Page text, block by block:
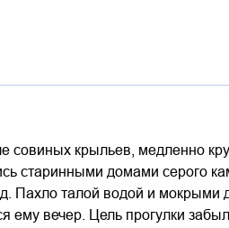
совиных крыльев, медленно
старинными домами серого
Пахло талой водой и мокрыми
ему вечер. Цель прогулки